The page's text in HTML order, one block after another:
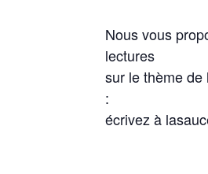
Nous vous
lectures
sur le thème
:
écrivez à